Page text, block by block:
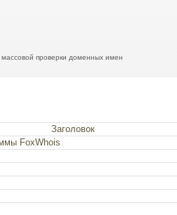
проверки доменных имен
Заголовок
FoxWhois